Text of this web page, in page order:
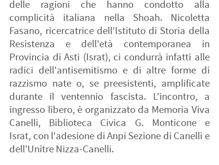
delle ragioni che hanno condotto alla
complicità italiana nella Shoah. Nicoletta
Fasano, ricercatrice dell'Istituto di Storia della
Resistenza e dell'età contemporanea in
Provincia di Asti (Israt), ci condurrà infatti alle
radici dell'antisemitismo e di altre forme di
razzismo nate o, se preesistenti, amplificate
durante il ventennio fascista. L'incontro, a
ingresso libero, è organizzato da Memoria Viva
Canelli, Biblioteca Civica G. Monticone e
Israt, con l'adesione di Anpi Sezione di Canelli e
dell'Unitre Nizza-Canelli.